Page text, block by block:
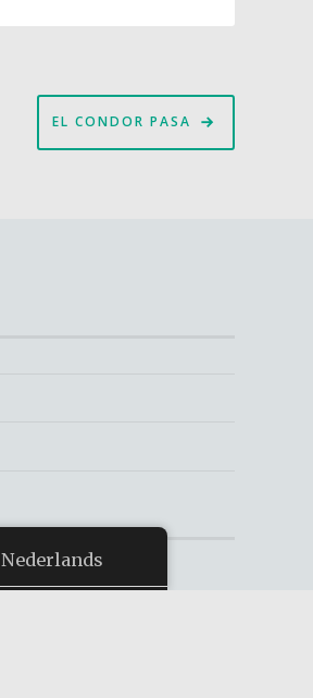
EL CONDOR PASA
Nederlands